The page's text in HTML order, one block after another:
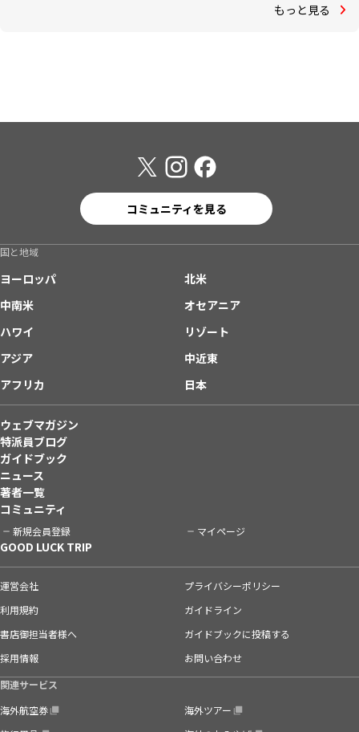
もっと見る
コミュニティを見る
国と地域
ヨーロッパ
北米
中南米
オセアニア
ハワイ
リゾート
アジア
中近東
アフリカ
日本
ウェブマガジン
特派員ブログ
ガイドブック
ニュース
著者一覧
コミュニティ
新規会員登録 マイページ
GOOD LUCK TRIP
運営会社
プライバシーポリシー
利用規約
ガイドライン
書店御担当者様へ
ガイドブックに投稿する
採用情報
お問い合わせ
関連サービス
海外航空券
海外ツアー